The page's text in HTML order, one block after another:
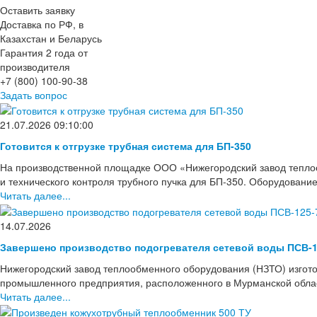
Оставить заявку
Доставка по РФ, в
Казахстан и Беларусь
Гарантия 2 года от
производителя
+7 (800) 100-90-38
Задать вопрос
21.07.2026 09:10:00
Готовится к отгрузке трубная система для БП-350
На производственной площадке ООО «Нижегородский завод
и технического контроля трубного пучка для БП-350.
Читать далее...
14.07.2026
Завершено производство подогревателя сетевой воды ПСВ-
Нижегородский завод теплообменного оборудования (НЗТО)
промышленного предприятия, расположенного в Мурманской
Читать далее...